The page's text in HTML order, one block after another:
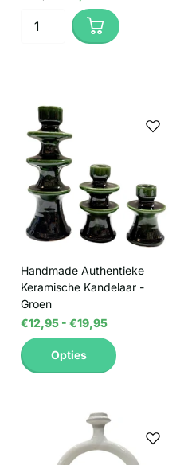
Handmade Authentieke
Keramische Kandelaar -
Groen
€12,95 - €19,95
Opties